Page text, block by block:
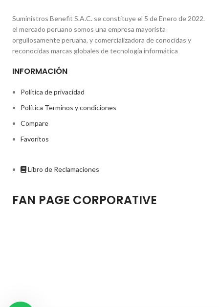
Suministros Benefit S.A.C. se constituye el 5 de Enero de 2022.
el mercado peruano somos una empresa mayorista
orgullosamente peruana, y comercializadora de conocidas y
reconocidas marcas globales de tecnología informática
INFORMACIÓN
Política de privacidad
Política Terminos y condiciones
Compare
Favoritos
Libro de Reclamaciones
FAN PAGE CORPORATIVE